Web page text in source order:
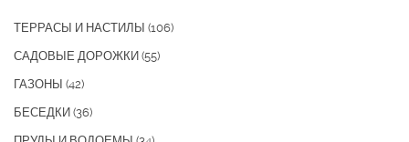
ТЕРРАСЫ И НАСТИЛЫ (106)
САДОВЫЕ ДОРОЖКИ (55)
ГАЗОНЫ (42)
БЕСЕДКИ (36)